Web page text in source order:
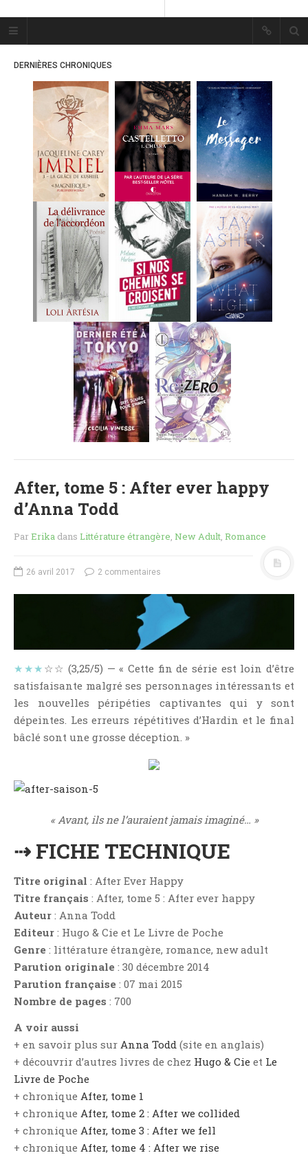
Plume Bleue
« Les mots sont les passants
« Les mots sont les passants
mystérieux de l’âme. »
ACCUEIL
LES PLUMES
MES FUTURES
LECTURES
MES CRITIQUES
MES ARTICLES
MARION
MES FUTURES
LECTURES
MES CRITIQUES
MES ARTICLES
MES FUTURES
LECTURES
MES CRITIQUES
STEVEN
MES FUTURES
MES CRITIQUES
SWAPS & CHALLENGES
LES TAGS
QUI SOMMES-NOUS ?
CONCOURS
Amitié
Articles D'Erika
Articles De Nadège
Articles De Steven
Aventure
Bande Dessinée
Bibliothèque De A À Z
Bilan
Biographie Et Autobiographie
Biographie Fictionnelle
Bit-Lit
Chick-Lit
Classique
Comédie
Concours
DERNIÈRES CHRONIQUES
After, tome 5 : After ever happy
d’Anna Todd
ParErika dans Littérature étrangère, New Adult, Romance
26 avril 2017 2 commentaires
★★★ ☆☆ (3,25/5) — « Cette fin de série est loin d’être
satisfaisante malgré ses personnages intéressants et
les nouvelles péripéties captivantes qui y sont
dépeintes. Les erreurs répétitives d’Hardin et le final
bâclé sont une grosse déception. »
« Avant, ils ne l’auraient jamais imaginé… »
⇢ FICHE TECHNIQUE
Titre original : After Ever Happy
Titre français : After, tome 5 : After ever happy
Auteur : Anna Todd
Editeur : Hugo & Cie et Le Livre de Poche
Genre : littérature étrangère, romance, new adult
Parution originale : 30 décembre 2014
Parution française : 07 mai 2015
Nombre de pages : 700
A voir aussi
+ en savoir plus sur Anna Todd (site en anglais)
+ découvrir d’autres livres de chez Hugo & Cie et Le
Livre de Poche
+ chronique After, tome 1
+ chronique After, tome 2 : After we collided
+ chronique After, tome 3 : After we fell
+ chronique After, tome 4 : After we rise